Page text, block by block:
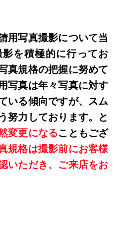
用写真撮影について当
を積極的に行ってお
真規格の把握に努めて
写真は年々写真に対す
いる傾向ですが、スム
努力しております。と
変更になることもござ
規格は撮影前にお客様
いただき、ご来店をお